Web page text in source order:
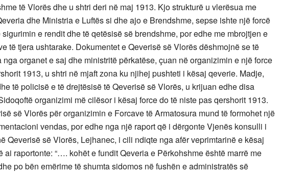
të Vlorës dhe u shtri deri në maj 1913. Kjo strukturë u vlerësua me
dhe Ministria e Luftës si dhe ajo e Brendshme, sepse ishte një forcë
e rendit dhe të qetësisë së brendshme, por edhe me mbrojtjen e
të tjera ushtarake. Dokumentet e Qeverisë së Vlorës dëshmojnë se të
organet e saj dhe ministritë përkatëse, çuan në organizimin e një force
1913, u shtri në mjaft zona ku njihej pushteti i kësaj qeverie. Madje,
të policisë e të drejtësisë të Qeverisë së Vlorës, u krijuan edhe disa
organizimi më cilësor i kësaj force do të niste pas qershorit 1913.
së Vlorës për organizimin e Forcave të Armatosura mund të formohet një
vendas, por edhe nga një raport që i dërgonte Vjenës konsulli i
Qeverisë së Vlorës, Lejhanec, i cili ndiqte nga afër veprimtarinë e kësaj
ai raportonte: “…. kohët e fundit Qeveria e Përkohshme është marrë me
po bën emërime të shumta sidomos në fushën e administratës së